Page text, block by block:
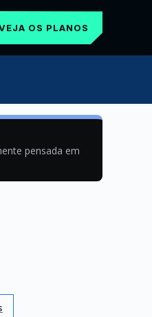
OS PLANOS
pensada em